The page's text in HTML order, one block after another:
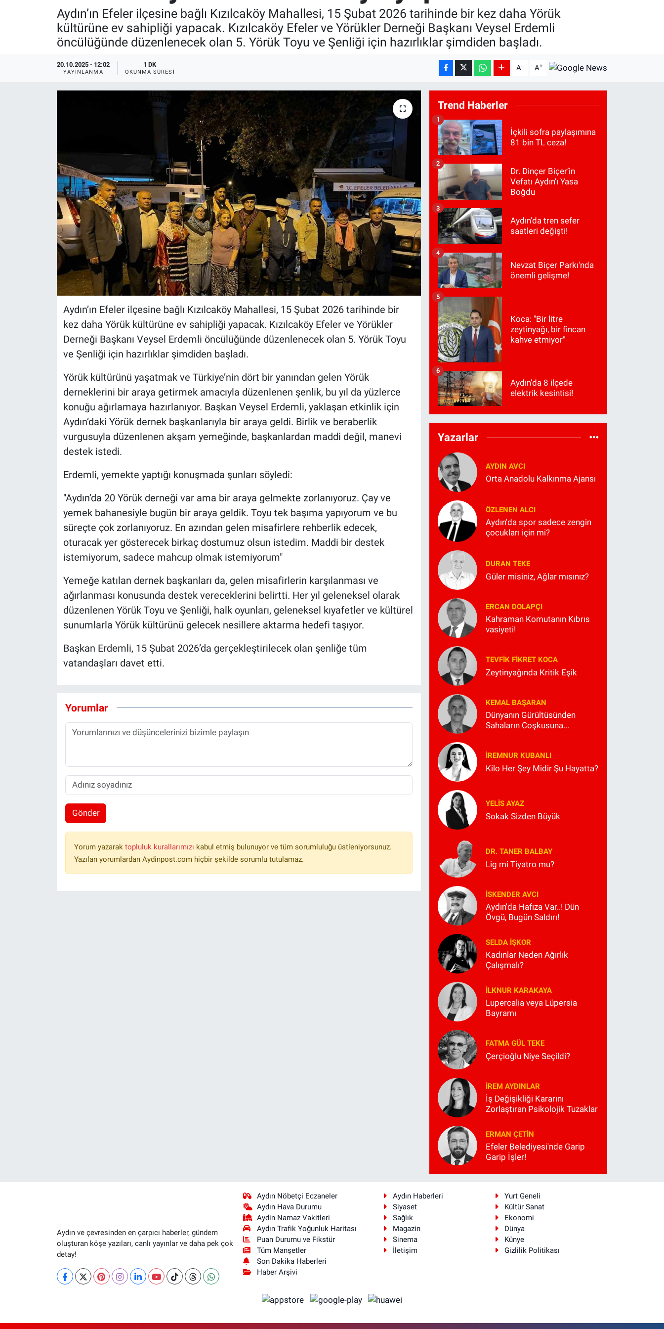
Aydın’ın Efeler ilçesine bağlı Kızılcaköy Mahallesi, 15 Şubat 2026 tarihinde bir kez daha Yörük
kültürüne ev sahipliği yapacak. Kızılcaköy Efeler ve Yörükler Derneği Başkanı Veysel Erdemli
öncülüğünde düzenlenecek olan 5. Yörük Toyu ve Şenliği için hazırlıklar şimdiden başladı.
20.10.2025 - 12:02
YAYINLANMA
1 DK
OKUNMA SÜRESI A- A+
Aydın’ın Efeler ilçesine bağlı Kızılcaköy Mahallesi, 15 Şubat 2026 tarihinde bir
kez daha Yörük kültürüne ev sahipliği yapacak. Kızılcaköy Efeler ve Yörükler
Derneği Başkanı Veysel Erdemli öncülüğünde düzenlenecek olan 5. Yörük Toyu
ve Şenliği için hazırlıklar şimdiden başladı.
Yörük kültürünü yaşatmak ve Türkiye’nin dört bir yanından gelen Yörük
derneklerini bir araya getirmek amacıyla düzenlenen şenlik, bu yıl da yüzlerce
konuğu ağırlamaya hazırlanıyor. Başkan Veysel Erdemli, yaklaşan etkinlik için
Aydın’daki Yörük dernek başkanlarıyla bir araya geldi. Birlik ve beraberlik
vurgusuyla düzenlenen akşam yemeğinde, başkanlardan maddi değil, manevi
destek istedi.
Erdemli, yemekte yaptığı konuşmada şunları söyledi:
"Aydın’da 20 Yörük derneği var ama bir araya gelmekte zorlanıyoruz. Çay ve
yemek bahanesiyle bugün bir araya geldik. Toyu tek başıma yapıyorum ve bu
süreçte çok zorlanıyoruz. En azından gelen misafirlere rehberlik edecek,
oturacak yer gösterecek birkaç dostumuz olsun istedim. Maddi bir destek
istemiyorum, sadece mahcup olmak istemiyorum"
Yemeğe katılan dernek başkanları da, gelen misafirlerin karşılanması ve
ağırlanması konusunda destek vereceklerini belirtti. Her yıl geleneksel olarak
düzenlenen Yörük Toyu ve Şenliği, halk oyunları, geleneksel kıyafetler ve kültürel
sunumlarla Yörük kültürünü gelecek nesillere aktarma hedefi taşıyor.
Başkan Erdemli, 15 Şubat 2026’da gerçekleştirilecek olan şenliğe tüm
vatandaşları davet etti.
Yorumlar
Gönder
Yorum yazarak topluluk kurallarımızı kabul etmiş bulunuyor ve tüm sorumluluğu üstleniyorsunuz.
Yazılan yorumlardan Aydinpost.com hiçbir şekilde sorumlu tutulamaz.
Trend Haberler
İçkili sofra paylaşımına
81 bin TL ceza!
1
Dr. Dinçer Biçer’in
Vefatı Aydın’ı Yasa
Boğdu
2
Aydın'da tren sefer
saatleri değişti!
3
Nevzat Biçer Parkı'nda
önemli gelişme!
4
Koca: "Bir litre
zeytinyağı, bir fincan
kahve etmiyor"
5
Aydın’da 8 ilçede
elektrik kesintisi!
6
Yazarlar
AYDIN AVCI
Orta Anadolu Kalkınma Ajansı
ÖZLENEN ALCI
Aydın'da spor sadece zengin
çocukları için mi?
DURAN TEKE
Güler misiniz, Ağlar mısınız?
ERCAN DOLAPÇI
Kahraman Komutanın Kıbrıs
vasiyeti!
TEVFIK FIKRET KOCA
Zeytinyağında Kritik Eşik
KEMAL BAŞARAN
Dünyanın Gürültüsünden
Sahaların Coşkusuna...
İREMNUR KUBANLI
Kilo Her Şey Midir Şu Hayatta?
YELIS AYAZ
Sokak Sizden Büyük
DR. TANER BALBAY
Lig mi Tiyatro mu?
İSKENDER AVCI
Aydın'da Hafıza Var..! Dün
Övgü, Bugün Saldırı!
SELDA İŞKOR
Kadınlar Neden Ağırlık
Çalışmalı?
İLKNUR KARAKAYA
Lupercalia veya Lüpersia
Bayramı
FATMA GÜL TEKE
Çerçioğlu Niye Seçildi?
İREM AYDINLAR
İş Değişikliği Kararını
Zorlaştıran Psikolojik Tuzaklar
ERMAN ÇETIN
Efeler Belediyesi'nde Garip
Garip İşler!
Aydın ve çevresinden en çarpıcı haberler, gündem
oluşturan köşe yazıları, canlı yayınlar ve daha pek çok
detay!
Aydın Nöbetçi Eczaneler
Aydın Hava Durumu
Aydin Namaz Vakitleri
Aydın Trafik Yoğunluk Haritası
Puan Durumu ve Fikstür
Tüm Manşetler
Son Dakika Haberleri
Haber Arşivi
Aydın Haberleri
Yurt Geneli
Siyaset
Kültür Sanat
Sağlık
Ekonomi
Magazin
Dünya
Sinema
Künye
İletişim
Gizlilik Politikası
RESMİ İLANLAR